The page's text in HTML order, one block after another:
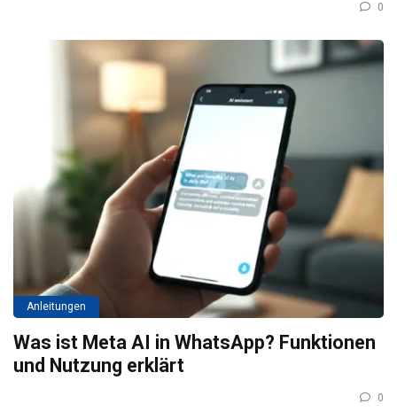
0
Anleitungen
Was ist Meta AI in WhatsApp? Funktionen
und Nutzung erklärt
0